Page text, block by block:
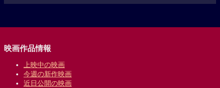
映画作品情報
上映中の映画
今週の新作映画
近日公開の映画